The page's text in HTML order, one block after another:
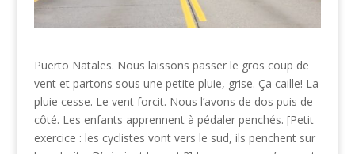
Puerto Natales. Nous laissons passer le gros coup de
vent et partons sous une petite pluie, grise. Ça caille! La
pluie cesse. Le vent forcit. Nous l’avons de dos puis de
côté. Les enfants apprennent à pédaler penchés. [Petit
exercice : les cyclistes vont vers le sud, ils penchent sur